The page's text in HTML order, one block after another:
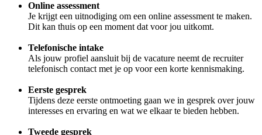
Online assessment
Je krijgt een uitnodiging om een online assessment te maken.
Dit kan thuis op een moment dat voor jou uitkomt.
Telefonische intake
Als jouw profiel aansluit bij de vacature neemt de recruiter
telefonisch contact met je op voor een korte kennismaking.
Eerste gesprek
Tijdens deze eerste ontmoeting gaan we in gesprek over jouw
interesses en ervaring en wat we elkaar te bieden hebben.
Tweede gesprek